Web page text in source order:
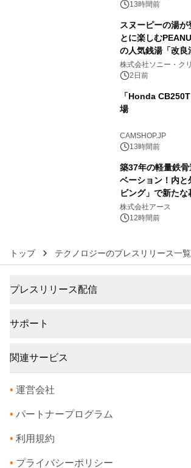
スの2施設で
13時間前
スヌーピーの湯
とに楽しむ
の人気銭湯「改良
ラボレーション
ボグッズも発売決
株式会社ソニー・ク
2日前
「Honda
場
CAMSHOP.JP
13時間前
築37年の軽量鉄
ベーション！内と
ビング」で新た
事例を株式会社ア
株式会社アース
12時間前
トップ テクノロジーのプレスリリース一覧
プレスリリース配信
サポート
関連サービス
• 運営会社
• パートナープログラム
• 利用規約
• プライバシーポリシー